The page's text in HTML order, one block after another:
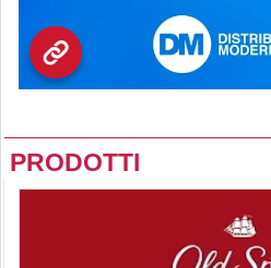
PRODOTTI